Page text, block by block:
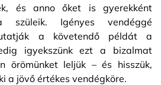
és anno őket is gyerekként
szüleik. Igényes vendéggé
a követendő példát a
igyekszünk ezt a bizalmat
örömünket leljük – és hisszük,
a jövő értékes vendégköre.